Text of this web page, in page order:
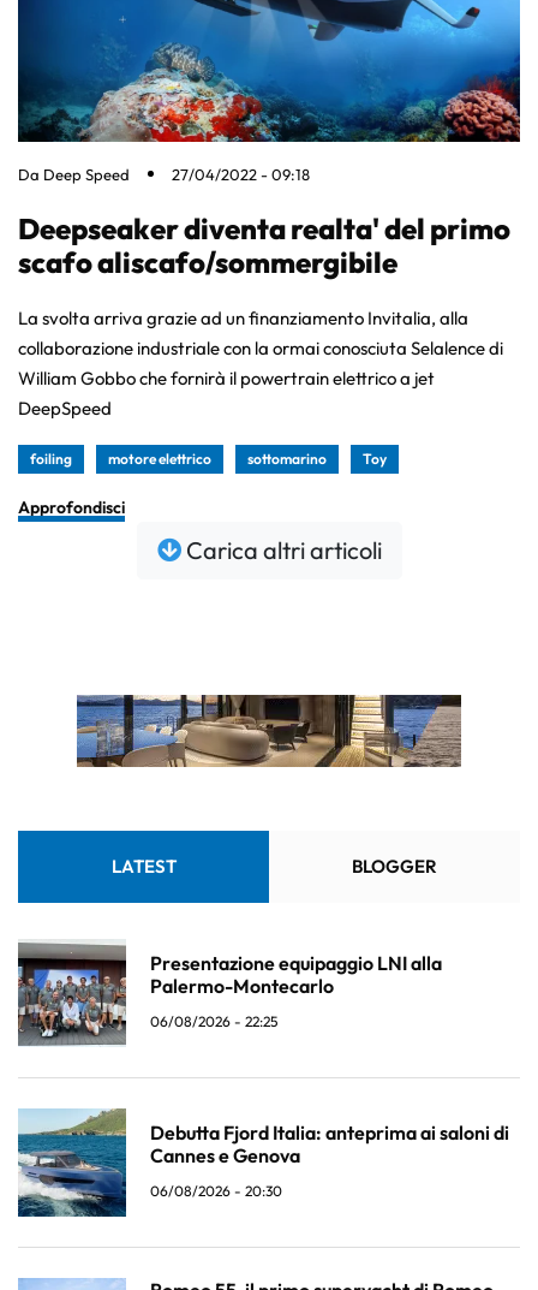
Da Deep Speed 27/04/2022 - 09:18
Deepseaker diventa realta' del primo
scafo aliscafo/sommergibile
La svolta arriva grazie ad un finanziamento Invitalia, alla
collaborazione industriale con la ormai conosciuta Selalence di
William Gobbo che fornirà il powertrain elettrico a jet
DeepSpeed
foiling motore elettrico sottomarino Toy
Approfondisci
Carica altri articoli
LATEST BLOGGER
Presentazione equipaggio LNI alla
Palermo-Montecarlo
06/08/2026 - 22:25
Debutta Fjord Italia: anteprima ai saloni di
Cannes e Genova
06/08/2026 - 20:30